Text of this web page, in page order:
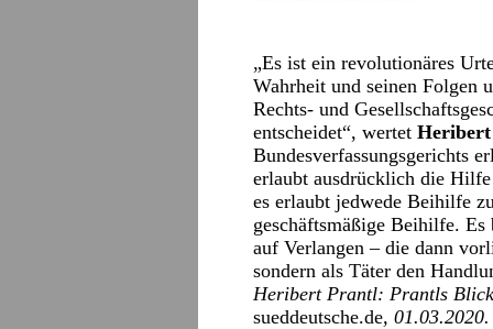
„Es ist ein revolutionäres
Wahrheit und seinen Folgen
Rechts- und
entscheidet“, wertet
Bundesverfassungsgerichts
erlaubt ausdrücklich die
es erlaubt jedwede Beihilfe
geschäftsmäßige Beihilfe.
auf Verlangen – die dann
sondern als Täter den
Heribert Prantl: Prantls
sueddeutsche.de,